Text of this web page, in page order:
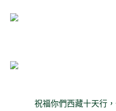
往
祝福你們西藏十天行，